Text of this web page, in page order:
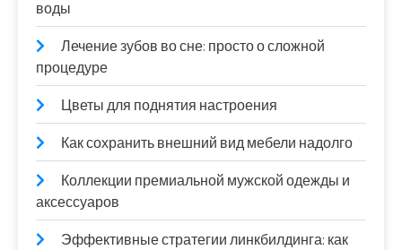
воды
Лечение зубов во сне: просто о сложной
процедуре
Цветы для поднятия настроения
Как сохранить внешний вид мебели надолго
Коллекции премиальной мужской одежды и
аксессуаров
Эффективные стратегии линкбилдинга: как